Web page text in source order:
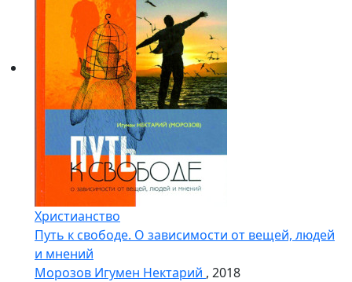
Христианство
Путь к свободе. О зависимости от вещей, людей
и мнений
Морозов Игумен Нектарий , 2018